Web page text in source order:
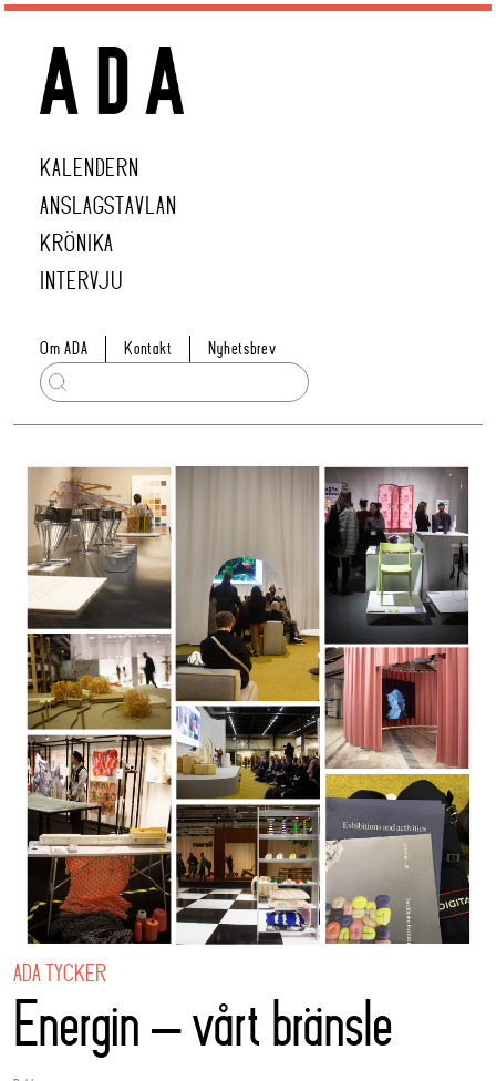
KALENDERN
ANSLAGSTAVLAN
KRÖNIKA
INTERVJU
Om ADA Kontakt Nyhetsbrev
ADA TYCKER
Energin – vårt bränsle